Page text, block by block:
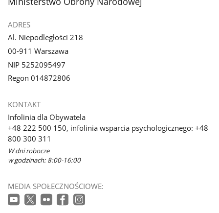
galerii.
galerii.
ADRES
Al. Niepodległości 218
00-911 Warszawa
NIP 5252095497
Regon 014872806
KONTAKT
Infolinia dla Obywatela
+48 222 500 150, infolinia wsparcia psychologicznego: +48
800 300 311
W dni robocze
w godzinach: 8:00-16:00
MEDIA SPOŁECZNOŚCIOWE: